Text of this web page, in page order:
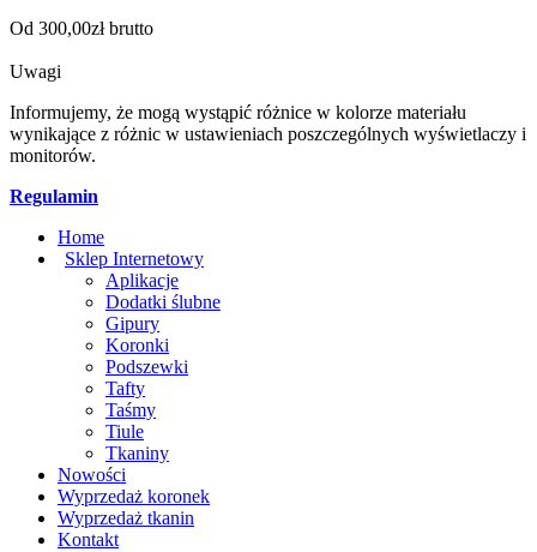
Od 300,00zł brutto
Uwagi
Informujemy, że mogą wystąpić różnice w kolorze materiału
wynikające z różnic w ustawieniach poszczególnych wyświetlaczy i
monitorów.
Regulamin
Home
Sklep Internetowy
Aplikacje
Dodatki ślubne
Gipury
Koronki
Podszewki
Tafty
Taśmy
Tiule
Tkaniny
Nowości
Wyprzedaż koronek
Wyprzedaż tkanin
Kontakt